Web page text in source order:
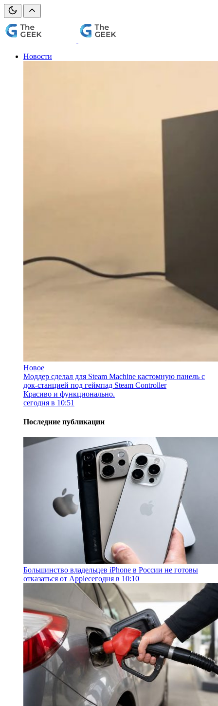
Новости
Новое
Моддер сделал для Steam Machine кастомную панель с
док-станцией под геймпад Steam Controller
Красиво и функционально.
сегодня в 10:51
Последние публикации
Большинство владельцев iPhone в России не готовы
отказаться от Appleсегодня в 10:10